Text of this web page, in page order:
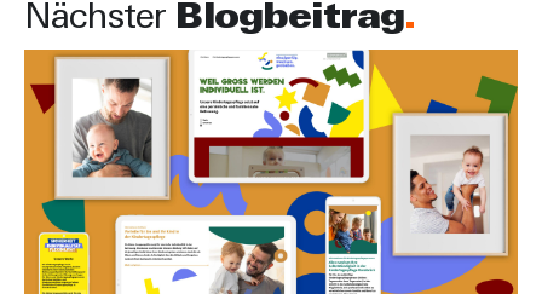
Nächster Blogbeitrag